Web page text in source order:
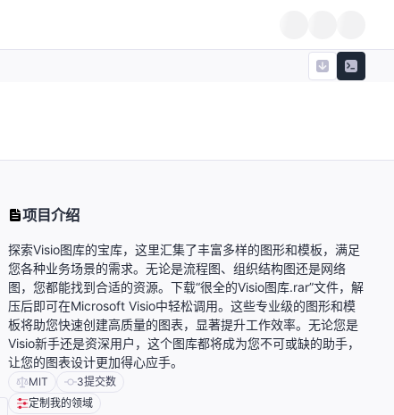
项目介绍
探索Visio图库的宝库，这里汇集了丰富多样的图形和模板，满足
您各种业务场景的需求。无论是流程图、组织结构图还是网络
图，您都能找到合适的资源。下载“很全的Visio图库.rar”文件，解
压后即可在Microsoft Visio中轻松调用。这些专业级的图形和模
板将助您快速创建高质量的图表，显著提升工作效率。无论您是
Visio新手还是资深用户，这个图库都将成为您不可或缺的助手，
让您的图表设计更加得心应手。
MIT 3提交数
定制我的领域